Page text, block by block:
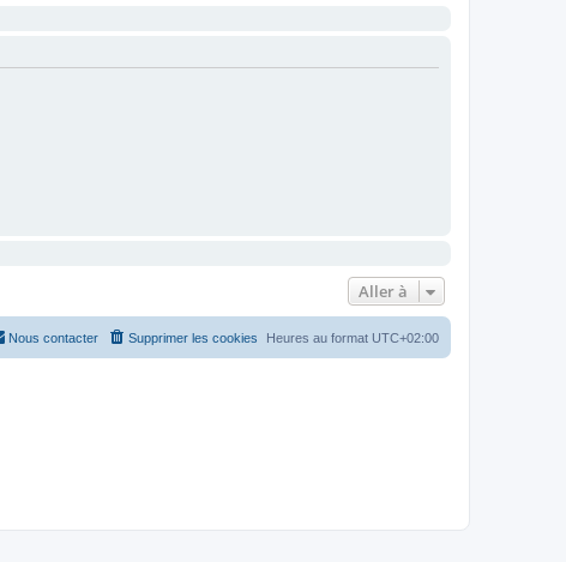
Aller à
Heures au format UTC+02:00
Supprimer les cookies
Nous contacter